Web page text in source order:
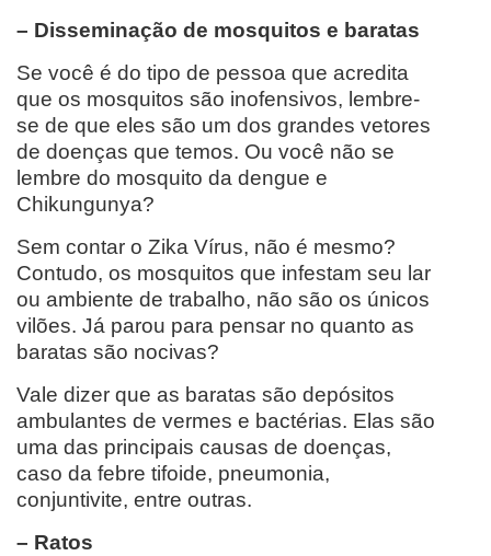
– Disseminação de mosquitos e baratas
Se você é do tipo de pessoa que acredita
que os mosquitos são inofensivos, lembre-
se de que eles são um dos grandes vetores
de doenças que temos. Ou você não se
lembre do mosquito da dengue e
Chikungunya?
Sem contar o Zika Vírus, não é mesmo?
Contudo, os mosquitos que infestam seu lar
ou ambiente de trabalho, não são os únicos
vilões. Já parou para pensar no quanto as
baratas são nocivas?
Vale dizer que as baratas são depósitos
ambulantes de vermes e bactérias. Elas são
uma das principais causas de doenças,
caso da febre tifoide, pneumonia,
conjuntivite, entre outras.
– Ratos